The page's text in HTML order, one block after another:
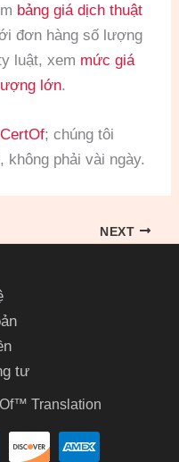
bảng giá dịch thuật
đơn hàng số lượng
luật, xem mức giá
lớn.
; chúng tôi
phải vài ngày.
NEXT
tư
Translation